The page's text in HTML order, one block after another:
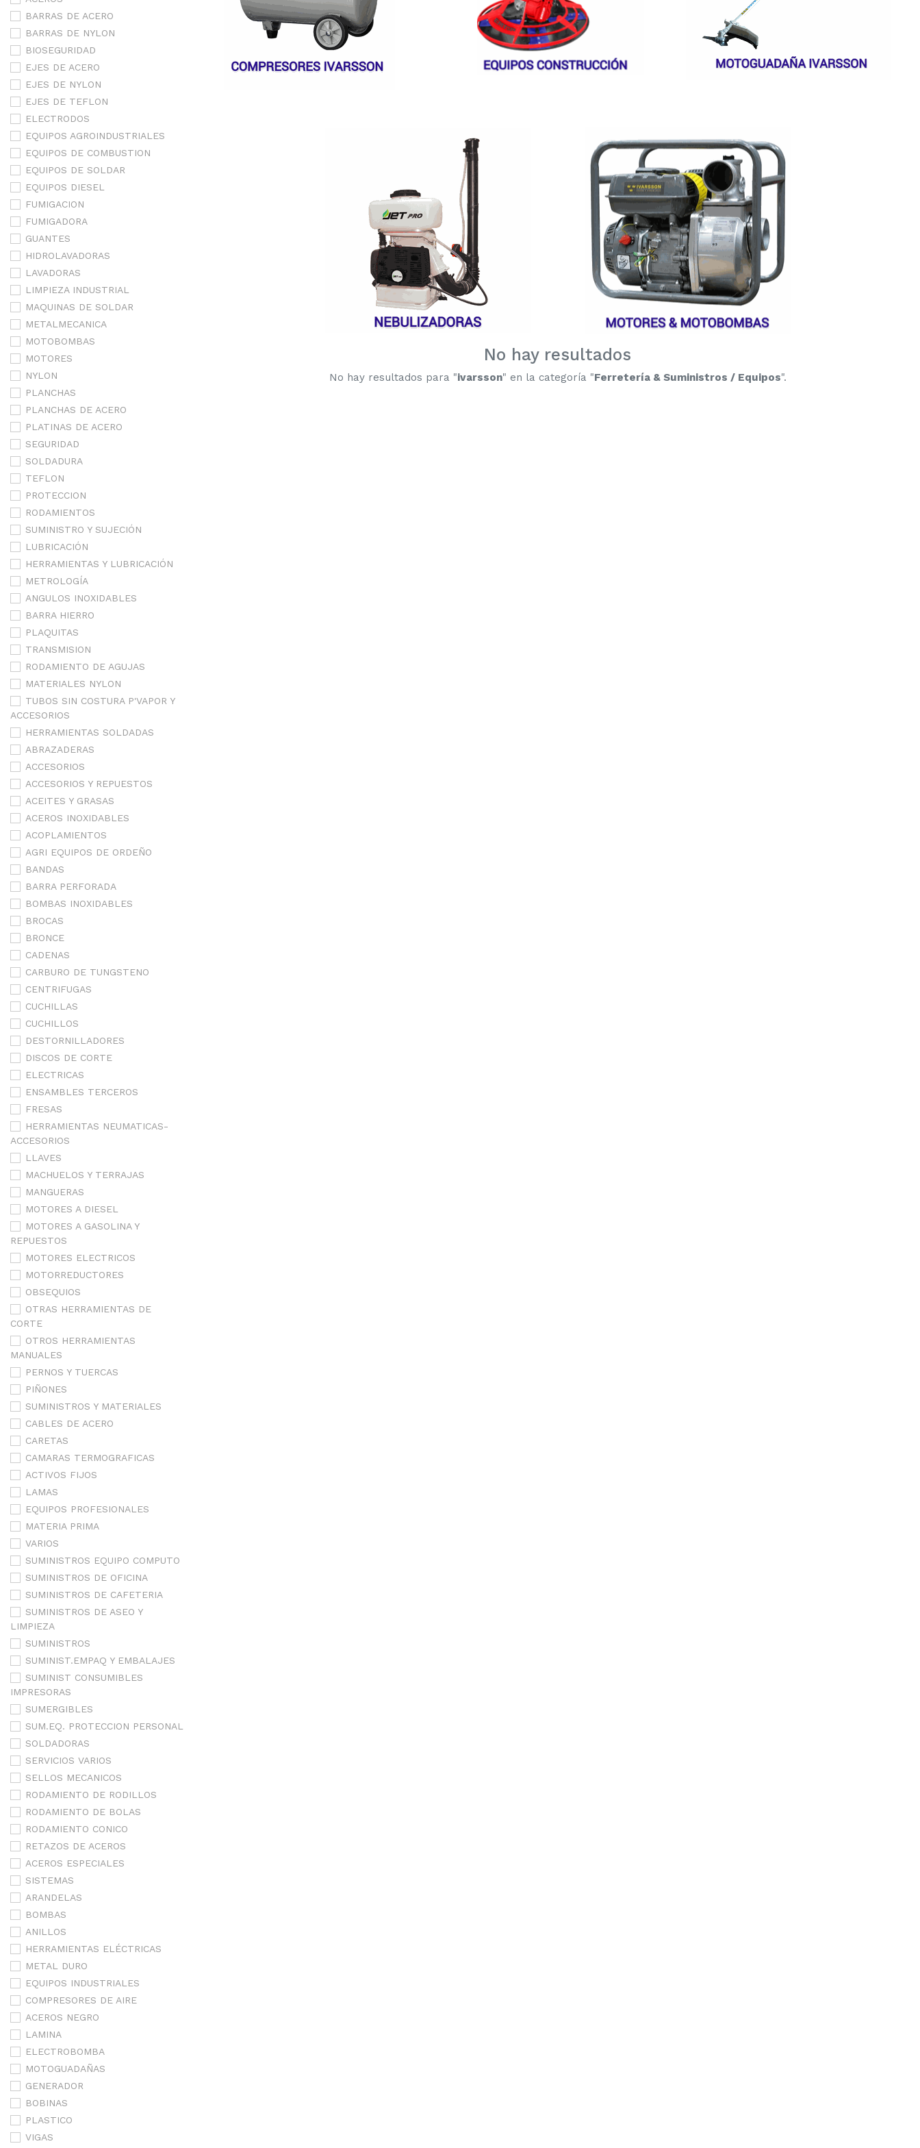
BARRAS DE ACERO
BARRAS DE NYLON
BIOSEGURIDAD
EJES DE ACERO
EJES DE NYLON
EJES DE TEFLON
ELECTRODOS
EQUIPOS AGROINDUSTRIALES
EQUIPOS DE COMBUSTION
EQUIPOS DE SOLDAR
EQUIPOS DIESEL
FUMIGACION
FUMIGADORA
GUANTES
HIDROLAVADORAS
LAVADORAS
LIMPIEZA INDUSTRIAL
MAQUINAS DE SOLDAR
METALMECANICA
MOTOBOMBAS
MOTORES
NYLON
PLANCHAS
PLANCHAS DE ACERO
PLATINAS DE ACERO
SEGURIDAD
SOLDADURA
TEFLON
PROTECCION
RODAMIENTOS
SUMINISTRO Y SUJECIÓN
LUBRICACIÓN
HERRAMIENTAS Y LUBRICACIÓN
METROLOGÍA
ANGULOS INOXIDABLES
BARRA HIERRO
PLAQUITAS
TRANSMISION
RODAMIENTO DE AGUJAS
MATERIALES NYLON
TUBOS SIN COSTURA P'VAPOR Y
ACCESORIOS
HERRAMIENTAS SOLDADAS
ABRAZADERAS
ACCESORIOS
ACCESORIOS Y REPUESTOS
ACEITES Y GRASAS
ACEROS INOXIDABLES
ACOPLAMIENTOS
AGRI EQUIPOS DE ORDEÑO
BANDAS
BARRA PERFORADA
BOMBAS INOXIDABLES
BROCAS
BRONCE
CADENAS
CARBURO DE TUNGSTENO
CENTRIFUGAS
CUCHILLAS
CUCHILLOS
DESTORNILLADORES
DISCOS DE CORTE
ELECTRICAS
ENSAMBLES TERCEROS
FRESAS
HERRAMIENTAS NEUMATICAS-
ACCESORIOS
LLAVES
MACHUELOS Y TERRAJAS
MANGUERAS
MOTORES A DIESEL
MOTORES A GASOLINA Y
REPUESTOS
MOTORES ELECTRICOS
MOTORREDUCTORES
OBSEQUIOS
OTRAS HERRAMIENTAS DE
CORTE
OTROS HERRAMIENTAS
MANUALES
PERNOS Y TUERCAS
PIÑONES
SUMINISTROS Y MATERIALES
CABLES DE ACERO
CARETAS
CAMARAS TERMOGRAFICAS
ACTIVOS FIJOS
LAMAS
EQUIPOS PROFESIONALES
MATERIA PRIMA
VARIOS
SUMINISTROS EQUIPO COMPUTO
SUMINISTROS DE OFICINA
SUMINISTROS DE CAFETERIA
SUMINISTROS DE ASEO Y
LIMPIEZA
SUMINISTROS
SUMINIST.EMPAQ Y EMBALAJES
SUMINIST CONSUMIBLES
IMPRESORAS
SUMERGIBLES
SUM.EQ. PROTECCION PERSONAL
SOLDADORAS
SERVICIOS VARIOS
SELLOS MECANICOS
RODAMIENTO DE RODILLOS
RODAMIENTO DE BOLAS
RODAMIENTO CONICO
RETAZOS DE ACEROS
ACEROS ESPECIALES
SISTEMAS
ARANDELAS
BOMBAS
ANILLOS
HERRAMIENTAS ELÉCTRICAS
METAL DURO
EQUIPOS INDUSTRIALES
COMPRESORES DE AIRE
ACEROS NEGRO
LAMINA
ELECTROBOMBA
MOTOGUADAÑAS
GENERADOR
BOBINAS
PLASTICO
VIGAS
No hay resultados
No hay resultados para "ivarsson" en la categoría "Ferretería & Suministros / Equipos".